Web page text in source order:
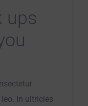
ups
In ultricies